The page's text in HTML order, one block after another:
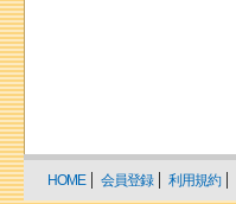
HOME 会員登録 利用規約